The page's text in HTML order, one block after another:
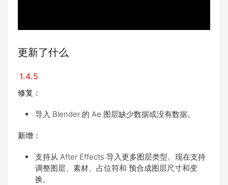
更新了什么
1.4.5
修复：
导入 Blender 的 Ae 图层缺少数据或没有数据。
新增：
支持从 After Effects 导入更多图层类型。现在支持
调整图层、素材、占位符和 预合成图层尺寸和变
换。